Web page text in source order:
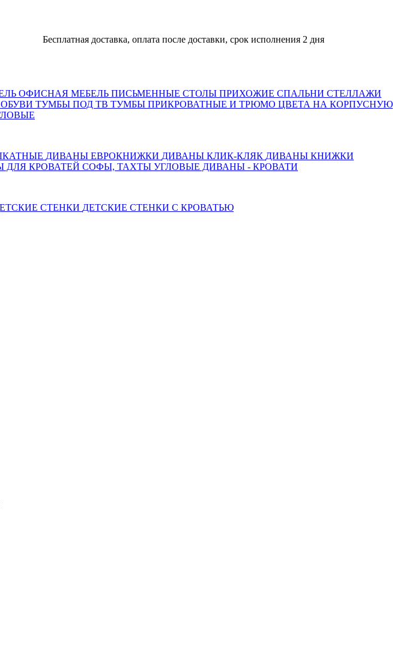
Бесплатная доставка, оплата после доставки, срок исполнения 2 дня
ОФИСНАЯ МЕБЕЛЬ ПИСЬМЕННЫЕ СТОЛЫ ПРИХОЖИЕ СПАЛЬНИ СТЕЛЛАЖИ
ТУМБЫ ПОД ТВ ТУМБЫ ПРИКРОВАТНЫЕ И ТРЮМО ЦВЕТА НА КОРПУСНУЮ
ДИВАНЫ ЕВРОКНИЖКИ ДИВАНЫ КЛИК-КЛЯК ДИВАНЫ КНИЖКИ
ДЛЯ КРОВАТЕЙ СОФЫ, ТАХТЫ УГЛОВЫЕ ДИВАНЫ - КРОВАТИ
СТЕНКИ ДЕТСКИЕ СТЕНКИ С КРОВАТЬЮ